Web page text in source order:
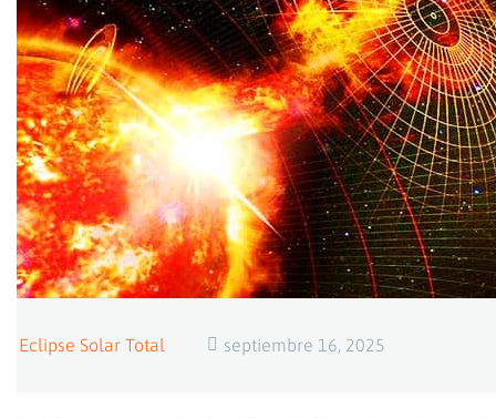
Eclipse Solar Total septiembre 16, 2025